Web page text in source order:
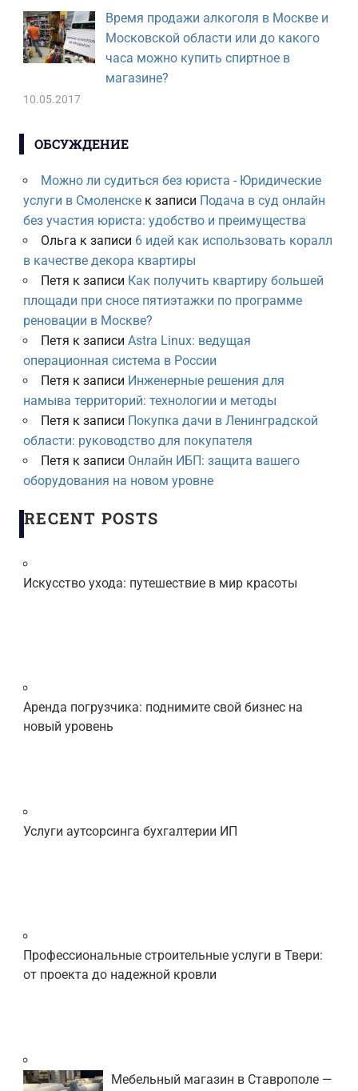
Время продажи алкоголя в Москве и
Московской области или до какого
часа можно купить спиртное в
магазине?
10.05.2017
ОБСУЖДЕНИЕ
Можно ли судиться без юриста - Юридические
услуги в Смоленскек записи Подача в суд онлайн
без участия юриста: удобство и преимущества
Ольга к записи 6 идей как использовать коралл
в качестве декора квартиры
Петя к записи Как получить квартиру большей
площади при сносе пятиэтажки по программе
реновации в Москве?
Петя к записи Astra Linux: ведущая
операционная система в России
Петя к записи Инженерные решения для
намыва территорий: технологии и методы
Петя к записи Покупка дачи в Ленинградской
области: руководство для покупателя
Петя к записи Онлайн ИБП: защита вашего
оборудования на новом уровне
RECENT POSTS
Искусство ухода: путешествие в мир красоты
Аренда погрузчика: поднимите свой бизнес на
новый уровень
Услуги аутсорсинга бухгалтерии ИП
Профессиональные строительные услуги в Твери:
от проекта до надежной кровли
Мебельный магазин в Ставрополе —